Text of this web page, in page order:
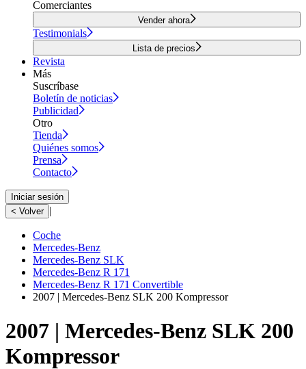
Comerciantes
Vender ahora
Testimonials
Lista de precios
Revista
Más
Suscríbase
Boletín de noticias
Publicidad
Otro
Tienda
Quiénes somos
Prensa
Contacto
Iniciar sesión
< Volver |
Coche
Mercedes-Benz
Mercedes-Benz SLK
Mercedes-Benz R 171
Mercedes-Benz R 171 Convertible
2007 | Mercedes-Benz SLK 200 Kompressor
2007 | Mercedes-Benz SLK 200
Kompressor